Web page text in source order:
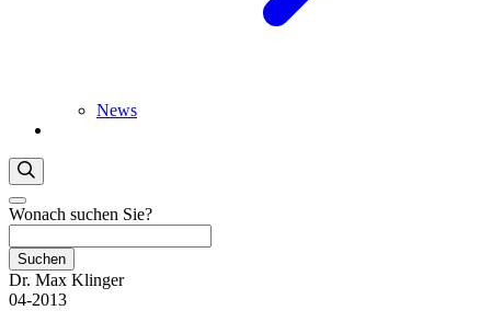
News
Wonach suchen Sie?
Suchen
Dr. Max Klinger
04-2013